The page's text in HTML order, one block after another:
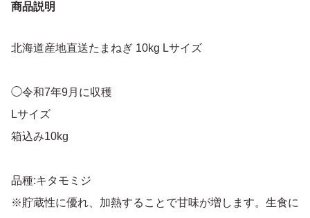
商品説明
北海道産地直送たまねぎ 10kg Lサイズ
◯令和7年9月に収穫
Lサイズ
箱込み10kg
品種:キタモミジ
※貯蔵性に優れ、加熱することで甘味が増します。生食に